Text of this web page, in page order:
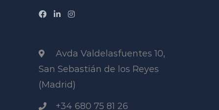
Avda Valdelasfuentes 10,
San Sebastián de los Reyes
(Madrid)
+34 680 75 81 26